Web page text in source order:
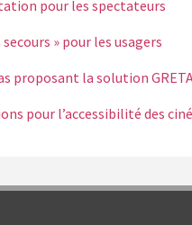
pour les spectateurs
» pour les usagers
proposant la solution
pour l’accessibilité des